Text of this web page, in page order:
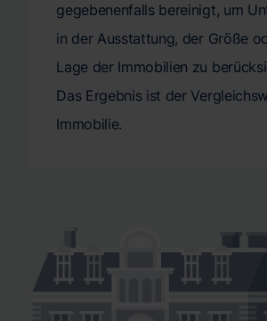
gegebenenfalls bereinigt, um
in der Ausstattung, der Größe
Lage der Immobilien zu
Das Ergebnis ist der
Immobilie.